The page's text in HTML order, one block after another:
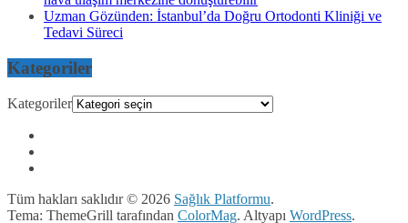
Uzman Gözünden: İstanbul’da Doğru Ortodonti Kliniği ve
Tedavi Süreci
Kategoriler
Kategoriler
Tüm hakları saklıdır © 2026 Sağlık Platformu.
Tema: ThemeGrill tarafından ColorMag. Altyapı WordPress.